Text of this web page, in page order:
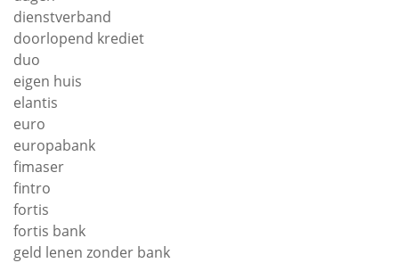
dienstverband
doorlopend krediet
duo
eigen huis
elantis
euro
europabank
fimaser
fintro
fortis
fortis bank
geld lenen zonder bank